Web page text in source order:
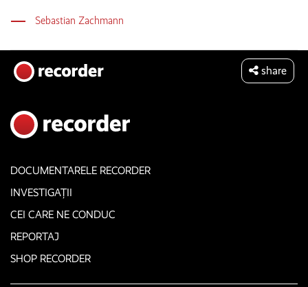
Sebastian Zachmann
share
DOCUMENTARELE RECORDER
INVESTIGAȚII
CEI CARE NE CONDUC
REPORTAJ
SHOP RECORDER